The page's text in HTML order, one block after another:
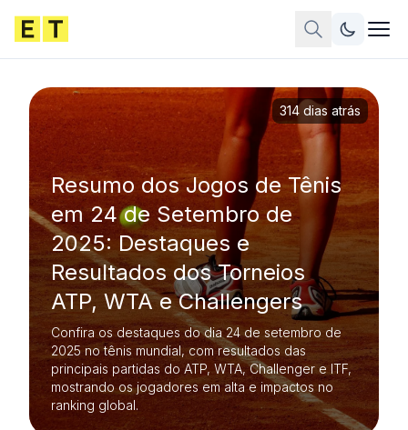
Resumo dos Jogos de Tênis
em 24 de Setembro de
2025: Destaques e
Resultados dos Torneios
ATP, WTA e Challengers
Confira os destaques do dia 24 de setembro de
2025 no tênis mundial, com resultados das
principais partidas do ATP, WTA, Challenger e ITF,
mostrando os jogadores em alta e impactos no
ranking global.
314 dias atrás